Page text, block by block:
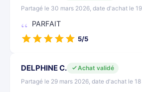
Partagé le 30 mars 2026, date d'achat le
PARFAIT
5/5
DELPHINE C.
Achat validé
Partagé le 29 mars 2026, date d'achat le 18